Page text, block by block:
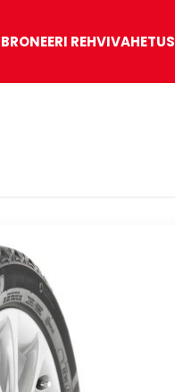
BRONEERI REHVIVAHETUS